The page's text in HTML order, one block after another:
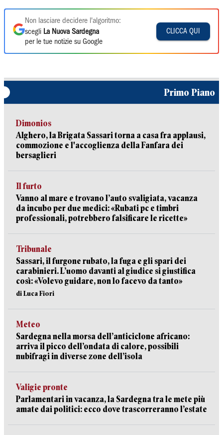
Non lasciare decidere l'algoritmo:
scegli La Nuova Sardegna
per le tue notizie su Google
CLICCA QUI
Primo Piano
Dimonios
Alghero, la Brigata Sassari torna a casa fra applausi,
commozione e l'accoglienza della Fanfara dei
bersaglieri
Il furto
Vanno al mare e trovano l’auto svaligiata, vacanza
da incubo per due medici: «Rubati pc e timbri
professionali, potrebbero falsificare le ricette»
Tribunale
Sassari, il furgone rubato, la fuga e gli spari dei
carabinieri. L’uomo davanti al giudice si giustifica
così: «Volevo guidare, non lo facevo da tanto»
di Luca Fiori
Meteo
Sardegna nella morsa dell’anticiclone africano:
arriva il picco dell’ondata di calore, possibili
nubifragi in diverse zone dell’isola
Valigie pronte
Parlamentari in vacanza, la Sardegna tra le mete più
amate dai politici: ecco dove trascorreranno l’estate